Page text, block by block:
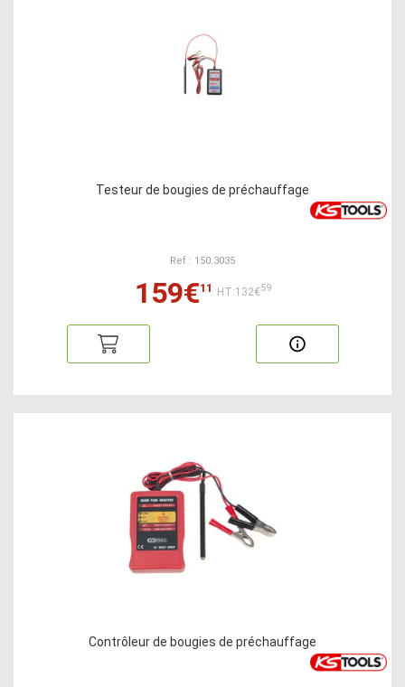
Testeur de bougies de préchauffage
Ref : 150.3035
159€11 HT:132€59
Contrôleur de bougies de préchauffage